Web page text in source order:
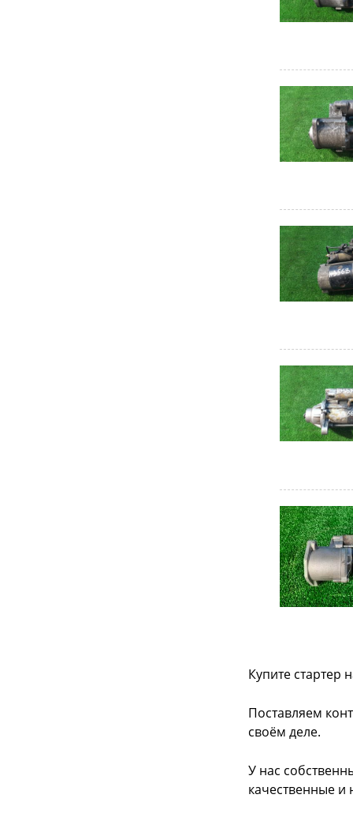
Купите
Поставляем
своём деле.
У нас
качественные и